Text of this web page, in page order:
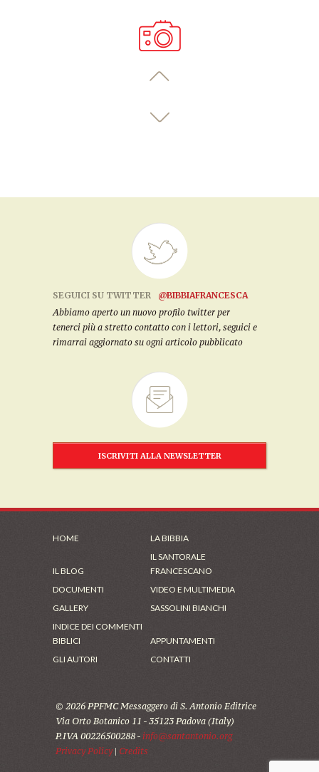
SEGUICI SU TWITTER
@BIBBIAFRANCESCA
Abbiamo aperto un nuovo profilo twitter per
tenerci più a stretto contatto con i lettori, seguici e
rimarrai aggiornato su ogni articolo pubblicato
ISCRIVITI ALLA NEWSLETTER
HOME LA BIBBIA
IL BLOG
IL SANTORALE
FRANCESCANO
DOCUMENTI
VIDEO E MULTIMEDIA
GALLERY
SASSOLINI BIANCHI
INDICE DEI COMMENTI
BIBLICI
APPUNTAMENTI
GLI AUTORI
CONTATTI
© 2026 PPFMC Messaggero di S. Antonio Editrice
Via Orto Botanico 11 - 35123 Padova (Italy)
P.IVA 00226500288 - info@santantonio.org
Privacy Policy| Credits